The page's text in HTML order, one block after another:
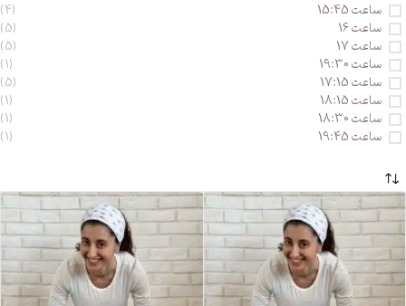
ساعت 15:45 (4)
ساعت 16 (5)
ساعت 17 (5)
ساعت 19:30 (1)
ساعت 17:15 (5)
ساعت 18:15 (1)
ساعت 18:30 (1)
ساعت 19:45 (1)